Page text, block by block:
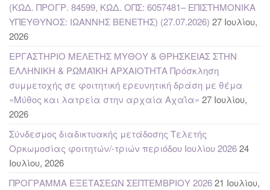
(ΚΩΔ. ΠΡΟΓΡ. 84599, ΚΩΔ. ΟΠΣ: 6057481– ΕΠΙΣΤΗΜΟΝΙΚΑ
ΥΠΕΥΘΥΝΟΣ: ΙΩΑΝΝΗΣ ΒΕΝΕΤΗΣ) (27.07.2026) 27 Ιουλίου,
2026
ΕΡΓΑΣΤΗΡΙΟ ΜΕΛΕΤΗΣ ΜΥΘΟΥ & ΘΡΗΣΚΕΙΑΣ ΣΤΗΝ
ΕΛΛΗΝΙΚΗ & ΡΩΜΑΪΚΗ ΑΡΧΑΙΟΤΗΤΑ Πρόσκληση
συμμετοχής σε φοιτητική ερευνητική δράση με θέμα
«Μύθος και λατρεία στην αρχαία Αχαΐα» 27 Ιουλίου,
2026
Σύνδεσμος διαδικτυακής μετάδοσης Τελετής
Ορκωμοσίας φοιτητών/-τριών περιόδου Ιουλίου 202624
Ιουλίου, 2026
ΠΡΟΓΡΑΜΜΑ ΕΞΕΤΑΣΕΩΝ ΣΕΠΤΕΜΒΡΙΟΥ 202621 Ιουλίου,